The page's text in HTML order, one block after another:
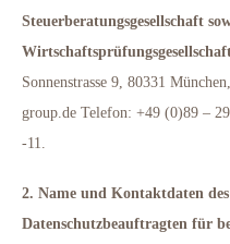
Steuerberatungsgesellschaft
Sonnenstrasse 9, 80331
group.de Telefon: +49 (0)89 –
-11.
2. Name und Kontaktdaten
Datenschutzbeauftragten für